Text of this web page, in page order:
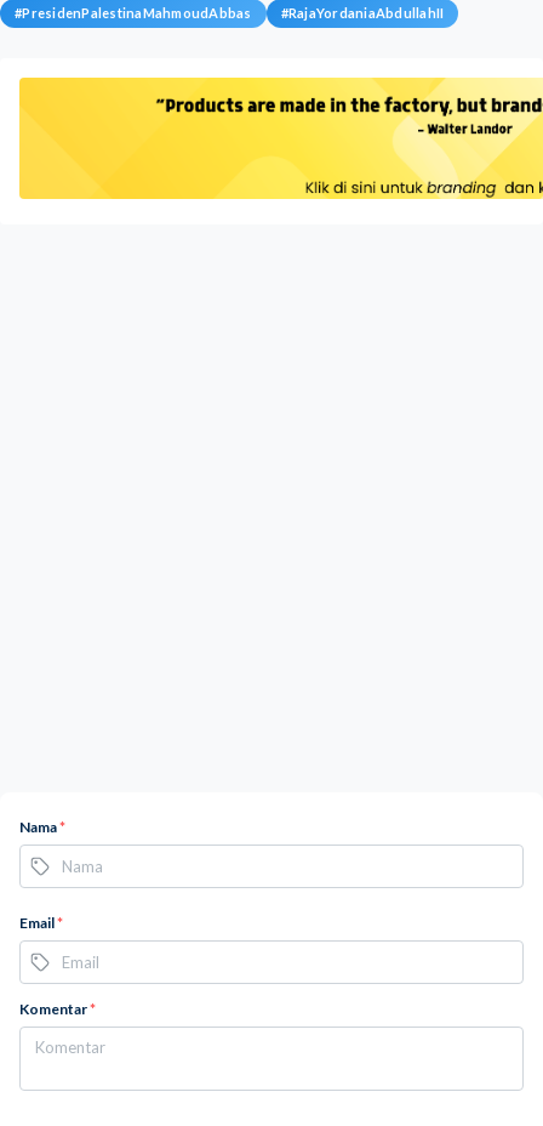
#PresidenPalestinaMahmoudAbbas #RajaYordaniaAbdullahII
Nama*
Email*
Komentar*